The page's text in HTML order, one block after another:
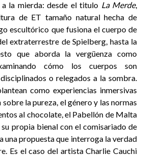
la mierda: desde el titulo La Merde,
de ET tamaño natural hecha de
escultórico que fusiona el cuerpo de
extraterrestre de Spielberg, hasta la
que aborda la vergüenza como
cómo los cuerpos son
o relegados a la sombra.
como experiencias inmersivas
la pureza, el género y las normas
al chocolate, el Pabellón de Malta
propia bienal con el comisariado de
una propuesta que interroga la verdad
Es el caso del artista Charlie Cauchi